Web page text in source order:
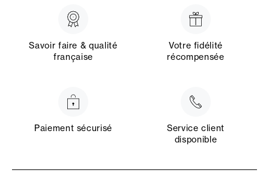
Savoir faire & qualité
française
Votre fidélité
récompensée
Paiement sécurisé
Service client
disponible